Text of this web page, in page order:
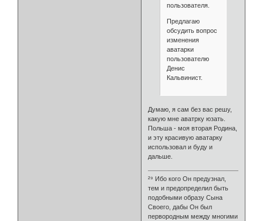
пользователя.
Предлагаю
обсудить вопрос
изменения
аватарки
пользователю
Денис
Кальвинист.
Думаю, я сам без вас решу,
какую мне аватрку юзать.
Польша - моя вторая Родина,
и эту красивую аватарку
использовал и буду и
дальше.
²⁹ Ибо кого Он предузнал,
тем и предопределил быть
подобными образу Сына
Своего, дабы Он был
первородным между многими